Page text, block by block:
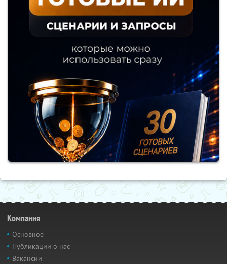
Компания
Основное
Публикации о нас
Вакансии